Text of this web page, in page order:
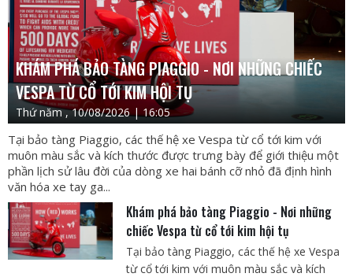
KHÁM PHÁ BẢO TÀNG PIAGGIO - NƠI NHỮNG CHIẾC
VESPA TỪ CỔ TỚI KIM HỘI TỤ
Thứ năm , 10/08/2026 | 16:05
Tại bảo tàng Piaggio, các thế hệ xe Vespa từ cổ tới kim với
muôn màu sắc và kích thước được trưng bày để giới thiệu một
phần lịch sử lâu đời của dòng xe hai bánh cỡ nhỏ đã định hình
văn hóa xe tay ga...
Khám phá bảo tàng Piaggio - Nơi những
chiếc Vespa từ cổ tới kim hội tụ
Tại bảo tàng Piaggio, các thế hệ xe Vespa
từ cổ tới kim với muôn màu sắc và kích